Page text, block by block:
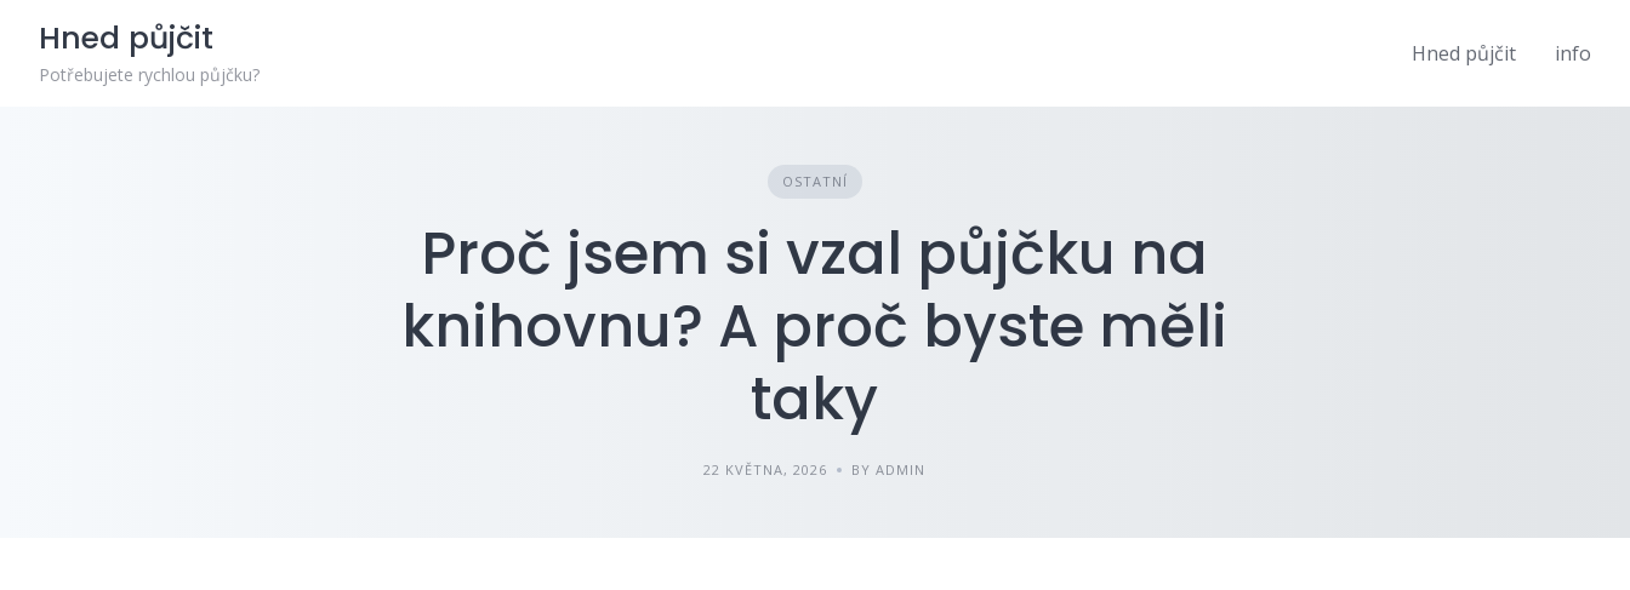
content
Hned půjčit
Potřebujete rychlou půjčku?
Hned půjčit info
OSTATNÍ
Proč jsem si vzal půjčku na
knihovnu? A proč byste měli
taky
22 KVĚTNA, 2026 BY ADMIN